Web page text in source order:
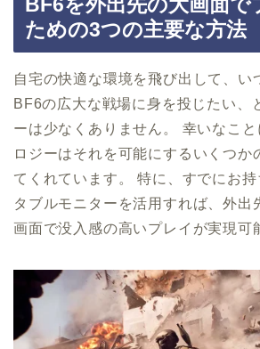
BF6を外出先の大画面で
ための3つの主要な方法
自宅の快適な環境を飛び出して、い
BF6の広大な戦場に身を投じたい、
ーは少なくありません。 幸いなこと
ロジーはそれを可能にするいくつか
てくれています。 特に、すでにお
タブルモニターを活用すれば、外出
画面で没入感の高いプレイが実現可